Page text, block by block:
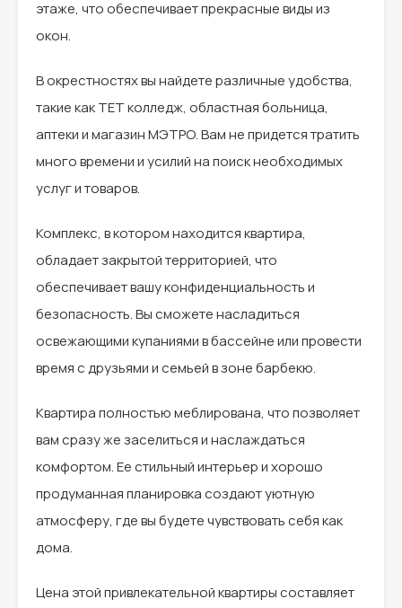
этаже, что обеспечивает прекрасные виды из
окон.
В окрестностях вы найдете различные удобства,
такие как ТЕТ колледж, областная больница,
аптеки и магазин МЭТРО. Вам не придется тратить
много времени и усилий на поиск необходимых
услуг и товаров.
Комплекс, в котором находится квартира,
обладает закрытой территорией, что
обеспечивает вашу конфиденциальность и
безопасность. Вы сможете насладиться
освежающими купаниями в бассейне или провести
время с друзьями и семьей в зоне барбекю.
Квартира полностью меблирована, что позволяет
вам сразу же заселиться и наслаждаться
комфортом. Ее стильный интерьер и хорошо
продуманная планировка создают уютную
атмосферу, где вы будете чувствовать себя как
дома.
Цена этой привлекательной квартиры составляет